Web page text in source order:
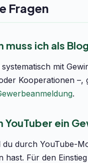
Fragen
muss ich als
mit
Kooperationen
.
YouTuber ein
du durch YouTube-
hast. Für den